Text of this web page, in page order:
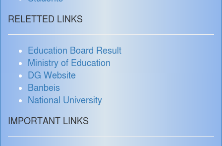
RELETTED LINKS
Education Board Result
Ministry of Education
DG Website
Banbeis
National University
IMPORTANT LINKS